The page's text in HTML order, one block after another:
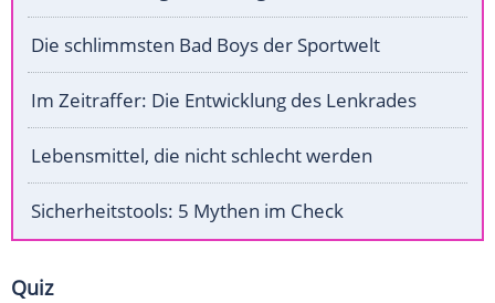
Die schlimmsten Bad Boys der Sportwelt
Im Zeitraffer: Die Entwicklung des Lenkrades
Lebensmittel, die nicht schlecht werden
Sicherheitstools: 5 Mythen im Check
Quiz